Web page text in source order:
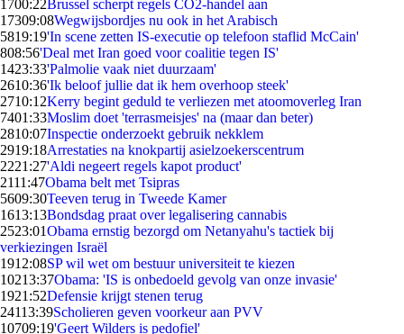
1700:22Brussel scherpt regels CO2-handel aan
17309:08Wegwijsbordjes nu ook in het Arabisch
5819:19'In scene zetten IS-executie op telefoon staflid McCain'
808:56'Deal met Iran goed voor coalitie tegen IS'
1423:33'Palmolie vaak niet duurzaam'
2610:36'Ik beloof jullie dat ik hem overhoop steek'
2710:12Kerry begint geduld te verliezen met atoomoverleg Iran
7401:33Moslim doet 'terrasmeisjes' na (maar dan beter)
2810:07Inspectie onderzoekt gebruik nekklem
2919:18Arrestaties na knokpartij asielzoekerscentrum
2221:27'Aldi negeert regels kapot product'
2111:47Obama belt met Tsipras
5609:30Teeven terug in Tweede Kamer
1613:13Bondsdag praat over legalisering cannabis
2523:01Obama ernstig bezorgd om Netanyahu's tactiek bij
verkiezingen Israël
1912:08SP wil wet om bestuur universiteit te kiezen
10213:37Obama: 'IS is onbedoeld gevolg van onze invasie'
1921:52Defensie krijgt stenen terug
24113:39Scholieren geven voorkeur aan PVV
10709:19'Geert Wilders is pedofiel'